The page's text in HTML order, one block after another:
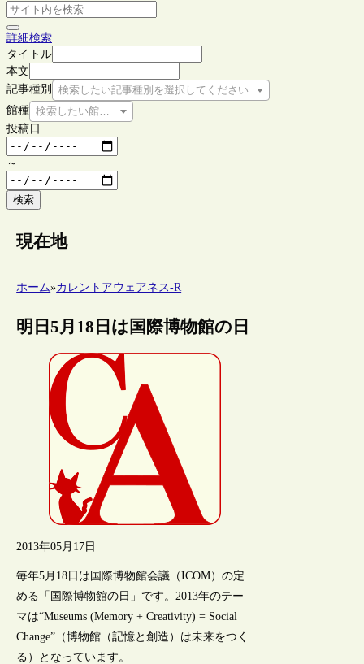
詳細検索
タイトル
本文
記事種別
検索したい記事種別を選択してください
館種 検索したい館種を選択してください
投稿日
～
検索
現在地
ホーム»カレントアウェアネス-R
明日5月18日は国際博物館の日
2013年05月17日
毎年5月18日は国際博物館会議（ICOM）の定
める「国際博物館の日」です。2013年のテー
マは“Museums (Memory + Creativity) = Social
Change”（博物館（記憶と創造）は未来をつく
る）となっています。